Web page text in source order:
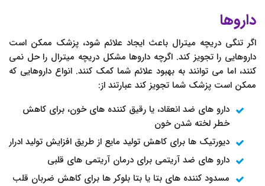
داروها
اگر تنگی دریچه میترال باعث ایجاد علائم شود، پزشک ممکن است
داروهایی را تجویز کند. اگرچه داروها مشکل دریچه میترال را حل نمی
کنند، اما می توانند به بهبود علائم شما کمک کنند. انواع داروهایی که
ممکن است پزشک شما تجویز کند عبارتند از:
دارو های ضد انعقاد، یا رقیق کننده های خون، برای کاهش
خطر لخته شدن خون
دیورتیک ها برای کاهش تولید مایع از طریق افزایش تولید ادرار
دارو های ضد آریتمی برای درمان آریتمی های قلبی
مسدود کننده های بتا یا بتا بلوکر ها برای کاهش ضربان قلب